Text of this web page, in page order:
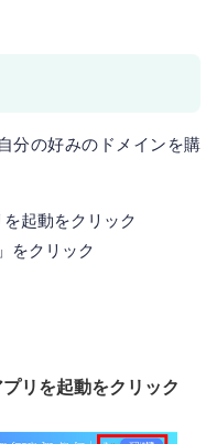
分の好みのドメインを購
起動をクリック
をクリック
リを起動をクリック